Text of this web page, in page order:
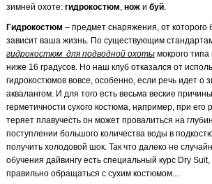
зимней охоте: гидрокостюм, ножи буй.
Гидрокостюм – предмет снаряжения, от которого
зависит ваша жизнь. По существующим
гидрокостюм для подводной охотымокрого
ниже 16 градусов. Но наш клуб отказался от
гидрокостюмов вовсе, особенно, если речь идет о
аквалангом. И для того есть весьма веские
герметичности сухого костюма, например, при его
теряет плавучесть он может провалиться на
поступлении большого количества воды в
получить холодовой шок. Так что далеко не
обучения дайвингу есть специальный курс Dry
правильно обращаться с сухим костюмом...